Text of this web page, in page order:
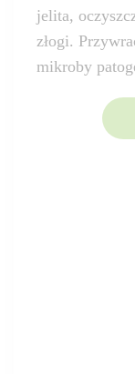
jelita,
złogi.
mikroby